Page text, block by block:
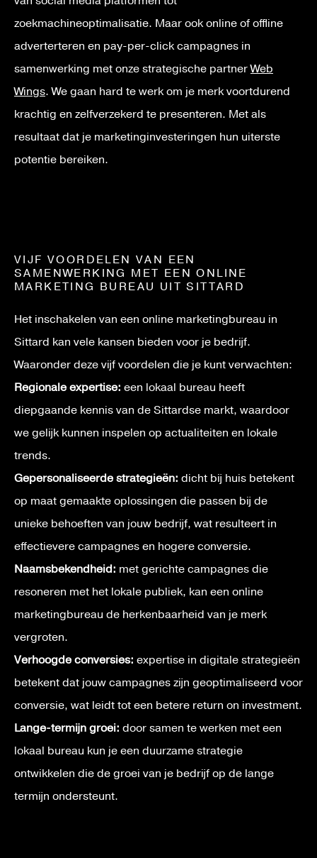
zoekmachineoptimalisatie. Maar ook online of offline
adverterteren en pay-per-click campagnes in
samenwerking met onze strategische partnerWeb
Wings.We gaan hard te werk om je merk voortdurend
krachtig en zelfverzekerd te presenteren. Met als
resultaat dat je marketinginvesteringen hun uiterste
potentie bereiken.
VIJF VOORDELEN VAN EEN
SAMENWERKING MET EEN ONLINE
MARKETING BUREAU UIT SITTARD
Het inschakelen van een online marketingbureau in
Sittard kan vele kansen bieden voor je bedrijf.
Waaronder deze vijf voordelen die je kunt verwachten:
Regionale expertise: een lokaal bureau heeft
diepgaande kennis van de Sittardse markt, waardoor
we gelijk kunnen inspelen op actualiteiten en lokale
trends.
Gepersonaliseerde strategieën: dicht bij huis betekent
op maat gemaakte oplossingen die passen bij de
unieke behoeften van jouw bedrijf, wat resulteert in
effectievere campagnes en hogere conversie.
Naamsbekendheid: met gerichte campagnes die
resoneren met het lokale publiek, kan een online
marketingbureau de herkenbaarheid van je merk
vergroten.
Verhoogde conversies: expertise in digitale strategieën
betekent dat jouw campagnes zijn geoptimaliseerd voor
conversie, wat leidt tot een betere return on investment.
Lange-termijn groei: door samen te werken met een
lokaal bureau kun je een duurzame strategie
ontwikkelen die de groei van je bedrijf op de lange
termijn ondersteunt.